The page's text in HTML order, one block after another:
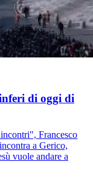
di oggi di
Francesco
a Gerico,
vuole andare a